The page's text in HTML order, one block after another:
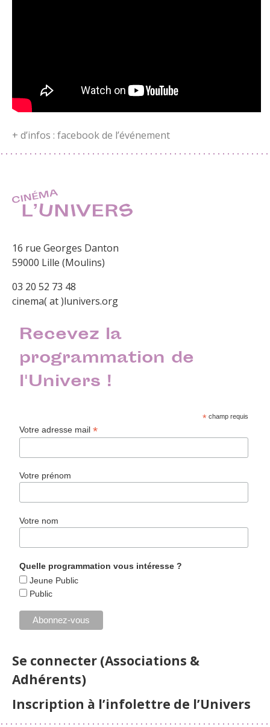
+ d’infos : facebook de l’événement
16 rue Georges Danton
59000 Lille (Moulins)
03 20 52 73 48
cinema( at )lunivers.org
Recevez la
programmation de
l'Univers !
* champ requis
Votre adresse mail*
Votre prénom
Votre nom
Quelle programmation vous intéresse ?
Jeune Public
Public
Se connecter (Associations &
Adhérents)
Inscription à l’infolettre de l’Univers